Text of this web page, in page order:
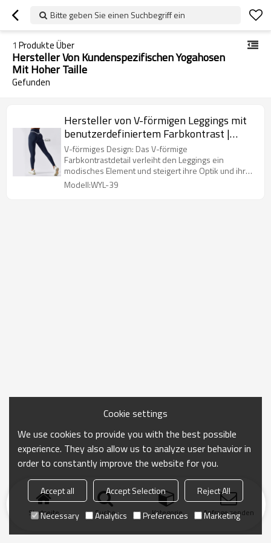
Bitte geben Sie einen Suchbegriff ein
1 Produkte Über
Hersteller Von Kundenspezifischen Yogahosen
Mit Hoher Taille
Gefunden
Hersteller von V-förmigen Leggings mit
benutzerdefiniertem Farbkontrast |
Lieferanten von Kompressionsleggings
mit hoher Taille
V-förmiges Design: Das V-förmige
Farbkontrastdetail verleiht den Leggings ein
modisches Element und steigert ihre Optik und ihren
Stil.
Modell:WYL-39
Startseite Suche Kategorie Anfrage senden
Cookie settings
We use cookies to provide you with the best possible
experience. They also allow us to analyze user behavior in
order to constantly improve the website for you.
Accept all Accept Selection
Reject All
Necessary
Analytics Preferences Marketing